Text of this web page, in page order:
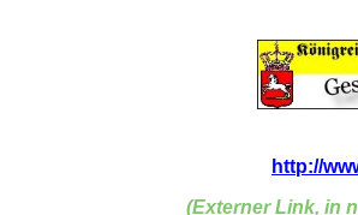
http://
(Externer Link, in